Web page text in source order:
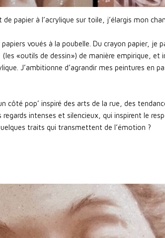
papier à l’acrylique sur toile, j’élargis mon
voués à la poubelle. Du crayon papier, je
(les «outils de dessin») de manière empirique, et
J’ambitionne d’agrandir mes peintures en
pop’ inspiré des arts de la rue, des
intenses et silencieux, qui inspirent le
traits qui transmettent de l’émotion ?